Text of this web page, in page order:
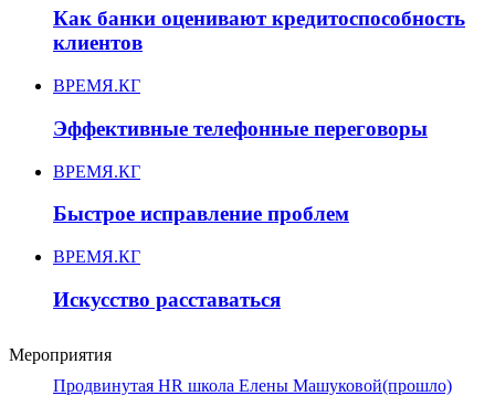
Как банки оценивают кредитоспособность
клиентов
ВРЕМЯ.КГ
Эффективные телефонные переговоры
ВРЕМЯ.КГ
Быстрое исправление проблем
ВРЕМЯ.КГ
Искусство расставаться
Мероприятия
Продвинутая HR школа Елены Машуковой(прошло)